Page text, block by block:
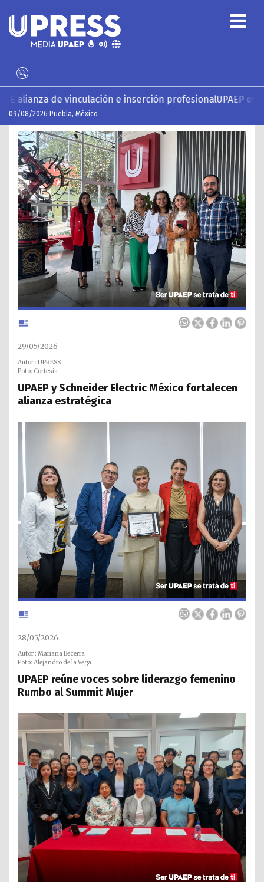
profesionalUPAEP estrena ‘Volar’, serie
09/08/2026 Puebla, México
29/05/2026
Autor : UPRESS
Foto: Cortesía
UPAEP y Schneider Electric México fortalecen
alianza estratégica
28/05/2026
Autor : Mariana Becerra
Foto: Alejandro de la Vega
UPAEP reúne voces sobre liderazgo femenino
Rumbo al Summit Mujer